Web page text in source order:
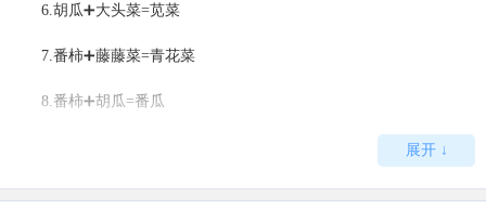
6.胡瓜➕大头菜=苋菜
7.番柿➕藤藤菜=青花菜
8.番柿➕胡瓜=番瓜
10.腾腾菜➕千金菜=起阳草
展开 ↓